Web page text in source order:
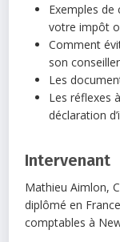
Exemples
votre impôt
Comment
son conseiller
Les
Les réflexes
déclaration
Intervenant
Mathieu Aimlon,
diplômé en
comptables à